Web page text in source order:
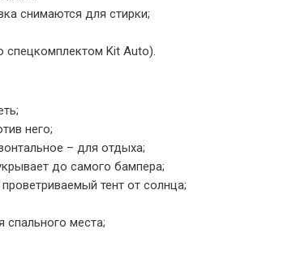
снимаются для стирки;
Kit Auto).
него;
– для отдыха;
до самого бампера;
тент от солнца;
спального места;